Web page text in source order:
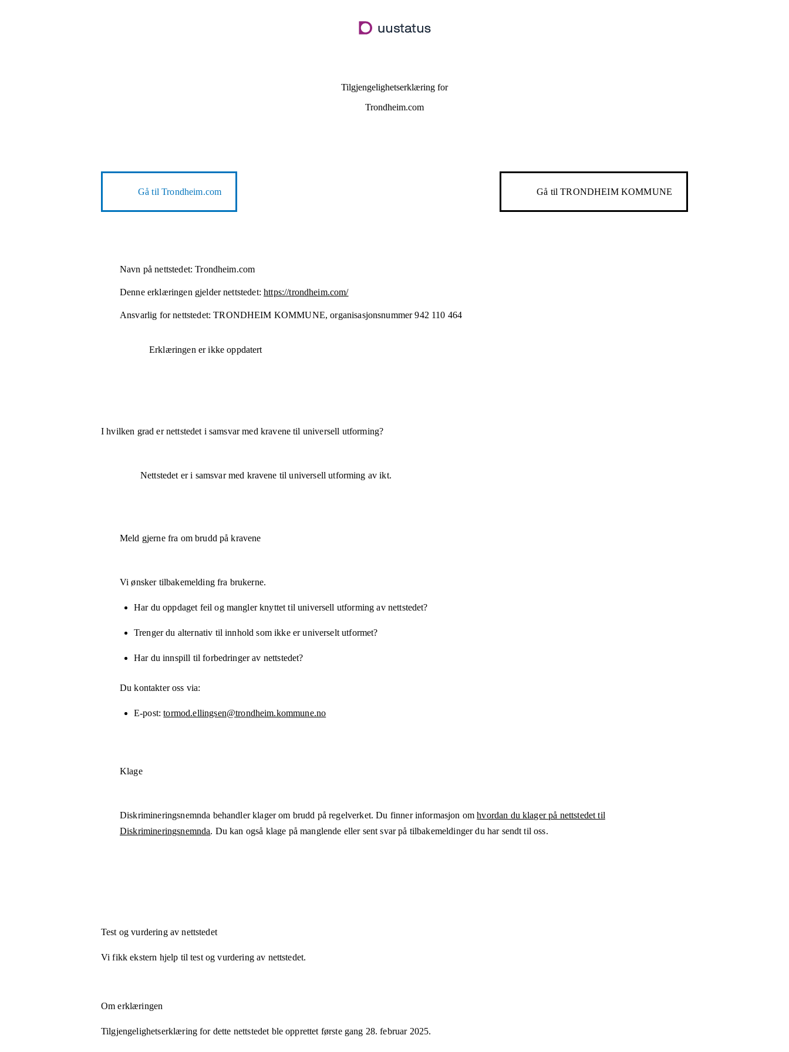
hovedinnhold
Tilgjengelighetserklæring for
Trondheim.com
Gå tilTrondheim.com Gå tilTRONDHEIM KOMMUNE
Navn på nettstedet: Trondheim.com
Denne erklæringen gjelder nettstedet: https://trondheim.com/
Ansvarlig for nettstedet: TRONDHEIM KOMMUNE,organisasjonsnummer 942 110 464
Erklæringen er ikke oppdatert
I hvilken grad er nettstedet i samsvar med kravene til universell utforming?
Nettstedet eri samsvarmed kravene til universell utforming av ikt.
Meld gjerne fra om brudd på kravene
Vi ønsker tilbakemelding fra brukerne.
Har du oppdaget feil og mangler knyttet til universell utforming av nettstedet?
Trenger du alternativ til innhold som ikke er universelt utformet?
Har du innspill til forbedringer av nettstedet?
Du kontakter oss via:
E-post tormod.ellingsen@trondheim.kommune.no
Klage
Diskrimineringsnemnda behandler klager om brudd på regelverket. Du finner informasjon omhvordan du klager på nettstedet til
Diskrimineringsnemnda. Du kan også klage på manglende eller sent svar på tilbakemeldinger du har sendt til oss.
Test og vurdering av nettstedet
Vi fikk ekstern hjelp til test og vurdering av nettstedet.
Om erklæringen
Tilgjengelighetserklæring for dette nettstedet ble opprettet første gang 28. februar 2025.